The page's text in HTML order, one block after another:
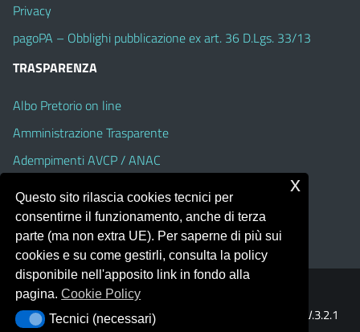
Privacy
pagoPA – Obblighi pubblicazione ex art. 36 D.Lgs. 33/13
TRASPARENZA
Albo Pretorio on line
Amministrazione Trasparente
Adempimenti AVCP / ANAC
Accesso Civico
Dichiarazione di accessibilità
Portale realizzato con la piattaforma
Template Italia configurato sul tema accessibile
V.3.2.1
Questo sito rilascia cookies tecnici per
consentirne il funzionamento, anche di terza
parte (ma non extra UE). Per saperne di più sui
cookies e su come gestirli, consulta la policy
disponibile nell'apposito link in fondo alla
pagina.Cookie Policy
Tecnici (necessari)
Tecnici (necessari)
x